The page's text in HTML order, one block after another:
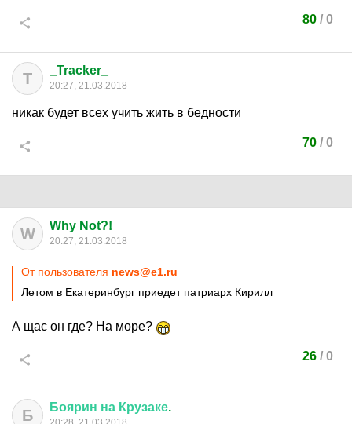
80 / 0
T _Tracker_
20:27, 21.03.2018
никак будет всех учить жить в бедности
70 / 0
W Why Not?!
20:27, 21.03.2018
От пользователя news@e1.ru
Летом в Екатеринбург приедет патриарх Кирилл
А щас он где? На море?
26 / 0
Б Боярин на Крузаке.